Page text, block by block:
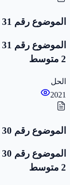
الموضوع رقم 31
2 متوسط
الحل
2021
الموضوع رقم 30
2 متوسط